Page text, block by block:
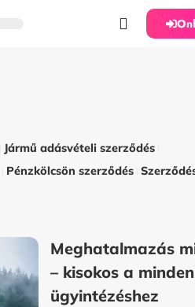
Jármű adásvételi szerződés
Pénzkölcsön szerződés
Meghatalmazás
– kisokos a
ügyintézéshez